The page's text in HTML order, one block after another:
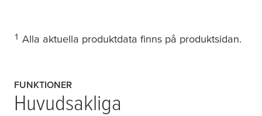
1 Alla aktuella produktdata finns på produktsidan.
FUNKTIONER
Huvudsakliga